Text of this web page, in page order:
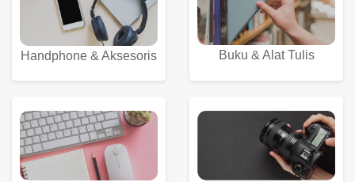
Handphone & Aksesoris Buku & Alat Tulis